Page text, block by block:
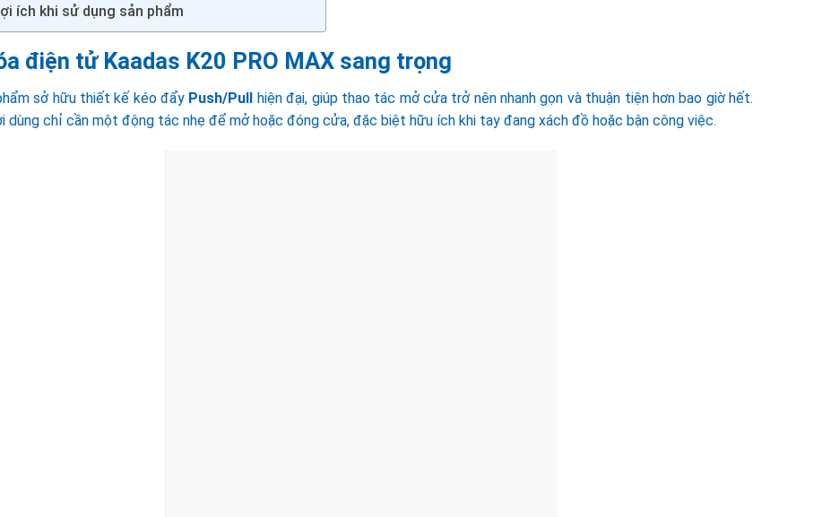
ích khi sử dụng sản phẩm
điện tử Kaadas K20 PRO MAX sang trọng
sở hữu thiết kế kéo đẩy Push/Pull
hiện đại, giúp thao tác mở cửa trở nên nhanh gọn và thuận tiện hơn bao giờ hết.
dùng chỉ cần một động tác nhẹ để mở hoặc đóng cửa, đặc biệt hữu ích khi tay đang xách đồ hoặc bận công việc.